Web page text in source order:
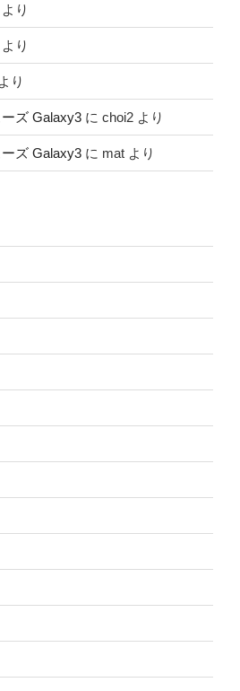
より
より
より
ズ Galaxy3 に choi2 より
ズ Galaxy3 に mat より